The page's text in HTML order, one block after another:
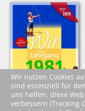
Wir nutzen Cookies
sind essenziell für
uns helfen, diese
verbessern (Tracking